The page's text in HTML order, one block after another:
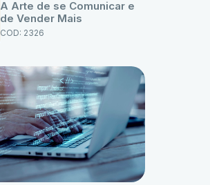
A Arte de se Comunicar e
de Vender Mais
COD: 2326